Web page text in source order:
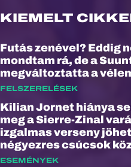
KIEMELT
Futás zenével? Eddig
mondtam rá, de a
megváltoztatta a
FELSZERELÉSEK
Kilian Jornet hiánya
meg a Sierre-Zinal
izgalmas verseny
négyezres csúcsok
ESEMÉNYEK